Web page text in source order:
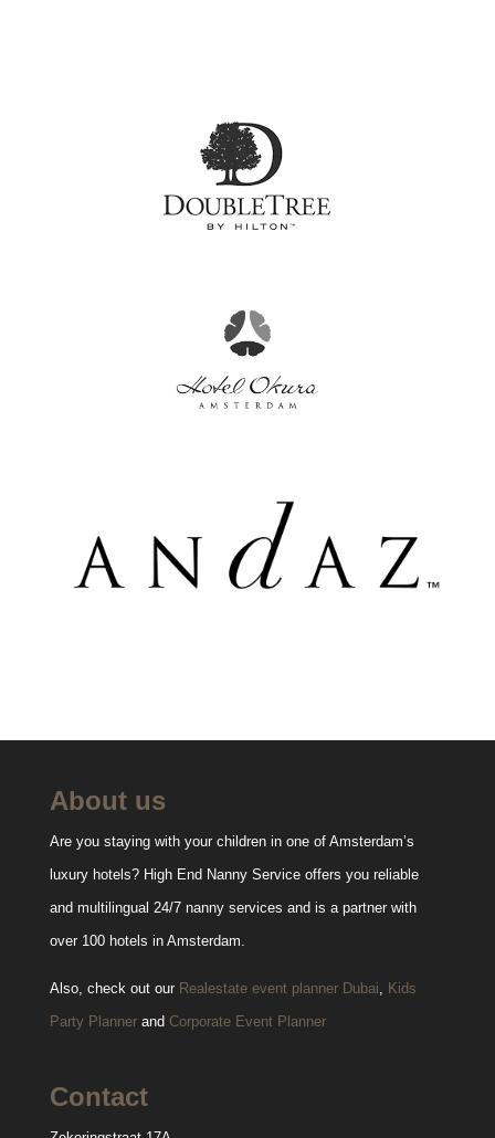
About us
Are you staying with your children in one of Amsterdam’s
luxury hotels? High End Nanny Service offers you reliable
and multilingual 24/7 nanny services and is a partner with
over 100 hotels in Amsterdam.
Also, check out our Realestate event planner Dubai
Kids
Party Plannerand Corporate Event Planner
Contact